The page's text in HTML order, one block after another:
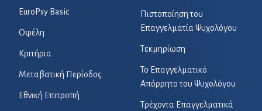
Πιστοποίηση του
Επαγγελματία Ψυχολόγου
Τεκμηρίωση
Το Επαγγελματικό
Απόρρητο του Ψυχολόγου
Τρέχοντα Επαγγελματικά
EuroPsy Basic
Οφέλη
Κριτήρια
Μεταβατική Περίοδος
Εθνική Επιτροπή